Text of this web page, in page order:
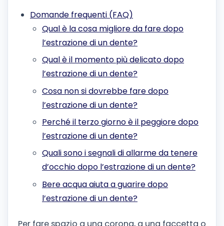
Domande frequenti (FAQ)
Qual è la cosa migliore da fare dopo
l’estrazione di un dente?
Qual è il momento più delicato dopo
l’estrazione di un dente?
Cosa non si dovrebbe fare dopo
l’estrazione di un dente?
Perché il terzo giorno è il peggiore dopo
l’estrazione di un dente?
Quali sono i segnali di allarme da tenere
d’occhio dopo l’estrazione di un dente?
Bere acqua aiuta a guarire dopo
l’estrazione di un dente?